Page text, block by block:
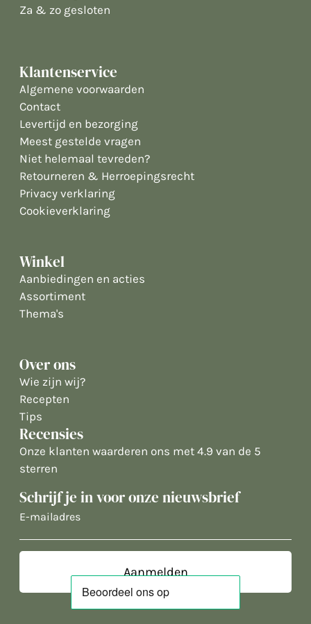
Za & zo gesloten
Klantenservice
Algemene voorwaarden
Contact
Levertijd en bezorging
Meest gestelde vragen
Niet helemaal tevreden?
Retourneren & Herroepingsrecht
Privacy verklaring
Cookieverklaring
Winkel
Aanbiedingen en acties
Assortiment
Thema's
Over ons
Wie zijn wij?
Recepten
Tips
Recensies
Onze klanten waarderen ons met 4.9 van de 5
sterren
Schrijf je in voor onze nieuwsbrief
E-